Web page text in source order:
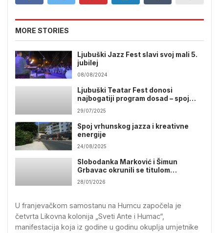
MORE STORIES
Ljubuški Jazz Fest slavi svoj mali 5.
jubilej
08/08/2024
Ljubuški Teatar Fest donosi
najbogatiji program dosad – spoj
kazališta, sporta i filma
29/07/2025
Spoj vrhunskog jazza i kreativne
energije
24/08/2025
Slobodanka Marković i Šimun
Grbavac okrunili se titulom
„Najčitatelj 2025
28/01/2026
U franjevačkom samostanu na Humcu započela je
četvrta Likovna kolonija „Sveti Ante i Humac“,
manifestacija koja iz godine u godinu okuplja umjetnike